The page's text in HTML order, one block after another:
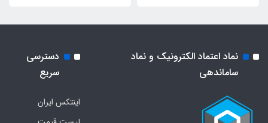
نماد اعتماد الکترونیک و نماد
ساماندهی
دسترسی
سریع
اینتکس ایران